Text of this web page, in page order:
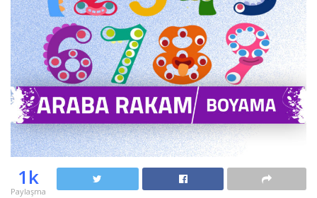
1k
Paylaşma